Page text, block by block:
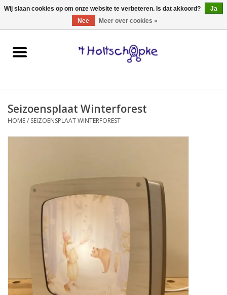
0 Artikelen - €0,00
Home
spellen
onderweg
hebbedingen
kinderkamer
eten & drinken
knuffels
Seizoensplaat Winterforest
HOME/ SEIZOENSPLAAT WINTERFOREST
Wij slaan cookies op om onze website te verbeteren. Is dat akkoord?
Ja
Nee
Meer over cookies »